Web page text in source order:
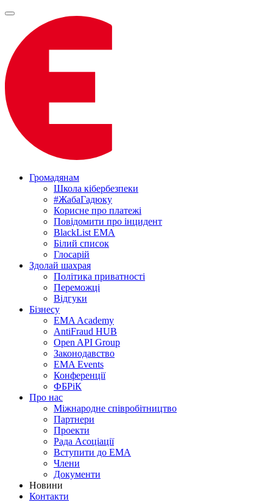
Громадянам
Школа кібербезпеки
#ЖабаГадюку
Корисне про платежі
Повідомити про інцидент
BlackList EMA
Білий список
Глосарій
Здолай шахрая
Політика приватності
Переможцi
Відгуки
Бізнесу
EMA Academy
AntiFraud HUB
Open API Group
Законодавство
EMA Events
Конференції
ФБРіК
Про нас
Міжнародне співробітництво
Партнери
Проекти
Рада Асоціації
Вступити до ЕМА
Члени
Документи
Новини
Контакти